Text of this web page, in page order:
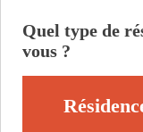
Quel type de
vous ?